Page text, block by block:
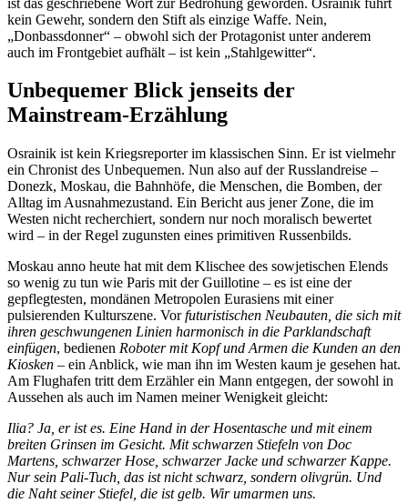
kein Gewehr, sondern den Stift als einzige Waffe. Nein,
„Donbassdonner“ – obwohl sich der Protagonist unter anderem
auch im Frontgebiet aufhält – ist kein „Stahlgewitter“.
Unbequemer Blick jenseits der
Mainstream-Erzählung
Osrainik ist kein Kriegsreporter im klassischen Sinn. Er ist vielmehr
ein Chronist des Unbequemen. Nun also auf der Russlandreise –
Donezk, Moskau, die Bahnhöfe, die Menschen, die Bomben, der
Alltag im Ausnahmezustand. Ein Bericht aus jener Zone, die im
Westen nicht recherchiert, sondern nur noch moralisch bewertet
wird – in der Regel zugunsten eines primitiven Russenbilds.
Moskau anno heute hat mit dem Klischee des sowjetischen Elends
so wenig zu tun wie Paris mit der Guillotine – es ist eine der
gepflegtesten, mondänen Metropolen Eurasiens mit einer
pulsierenden Kulturszene. Vorfuturistischen Neubauten, die sich mit
ihren geschwungenen Linien harmonisch in die Parklandschaft
einfügen, bedienen Roboter mit Kopf und Armen die Kunden an den
Kiosken – ein Anblick, wie man ihn im Westen kaum je gesehen hat.
Am Flughafen tritt dem Erzähler ein Mann entgegen, der sowohl in
Aussehen als auch im Namen meiner Wenigkeit gleicht:
Ilia? Ja, er ist es. Eine Hand in der Hosentasche und mit einem
breiten Grinsen im Gesicht. Mit schwarzen Stiefeln von Doc
Martens, schwarzer Hose, schwarzer Jacke und schwarzer Kappe.
Nur sein Pali-Tuch, das ist nicht schwarz, sondern olivgrün. Und
die Naht seiner Stiefel, die ist gelb. Wir umarmen uns.